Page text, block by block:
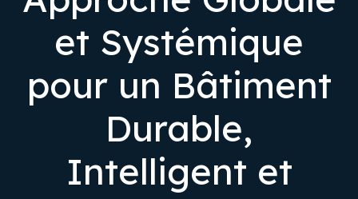
et Systémique
pour un Bâtiment
Durable,
Intelligent et